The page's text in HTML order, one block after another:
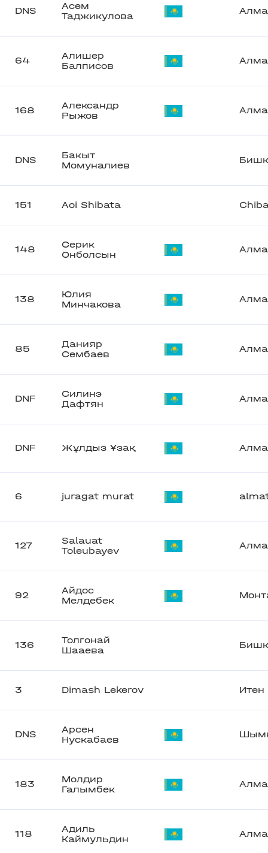
DNS
Асем
Таджикулова
64
Алишер
Балписов
168
Александр
Рыжов
DNS
Бакыт
Момуналиев
151 Aoi Shibata
148
Серик
Онболсын
138
Юлия
Минчакова
85
Данияр
Сембаев
DNF
Силинэ
Дафтян
DNF Жұлдыз Ұзақ
6 juragat murat
127
Salauat
Toleubayev
92
Айдос
Мелдебек
136
Толгонай
Шааева
3 Dimash Lekerov Итен
DNS
Арсен
Нускабаев
183
Молдир
Галымбек
118
Адиль
Каймульдин